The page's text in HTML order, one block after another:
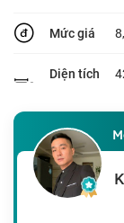
Mức giá
Diện tích